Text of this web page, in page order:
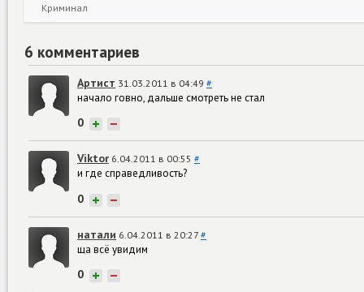
Криминал
6 комментариев
Артист 31.03.2011 в 04:49 #
начало говно, дальше смотреть не стал
0 + −
Viktor 6.04.2011 в 00:55 #
и где справедливость?
0 + −
натали 6.04.2011 в 20:27 #
ща всё увидим
0 + −